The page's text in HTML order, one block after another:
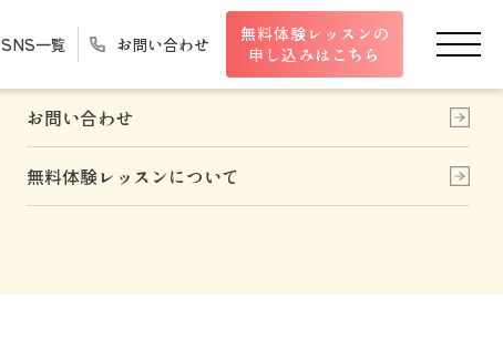
SNS一覧 お問い合わせ
無料体験レッスンの
申し込みはこちら
お問い合わせ
無料体験レッスンについて